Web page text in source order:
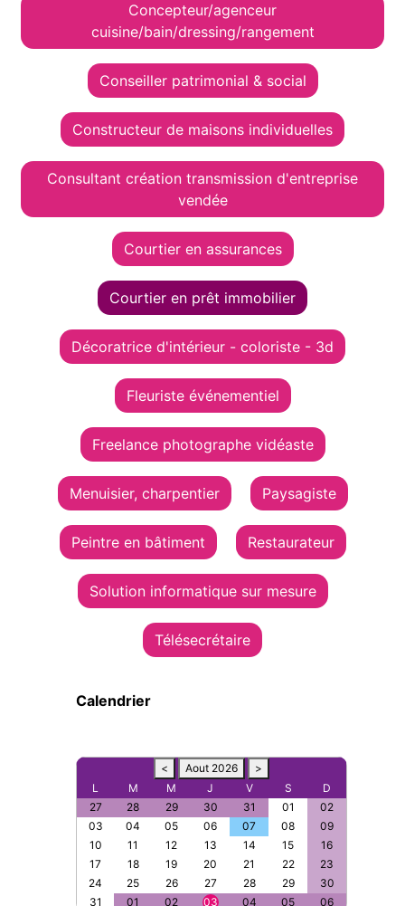
Concepteur/agenceur
cuisine/bain/dressing/rangement
Conseiller patrimonial & social
Constructeur de maisons individuelles
Consultant création transmission d'entreprise
vendée
Courtier en assurances
Courtier en prêt immobilier
Décoratrice d'intérieur - coloriste - 3d
Fleuriste événementiel
Freelance photographe vidéaste
Menuisier, charpentier Paysagiste
Peintre en bâtiment Restaurateur
Solution informatique sur mesure
Télésecrétaire
Calendrier
< Aout 2026
>
L
M M J V S
D
27
28 29 30 31 01
02
03
04 05 06 07 08
09
10
11 12 13 14 15
16
17
18 19 20 21 22
23
24
25 26 27 28 29
30
31
01 02 03 04 05 06